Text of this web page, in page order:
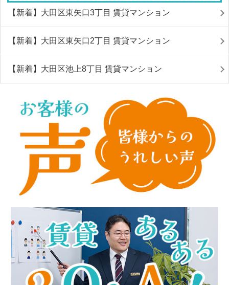
【新着】大田区東矢口3丁目 賃貸マンション
【新着】大田区東矢口2丁目 賃貸マンション
【新着】大田区池上8丁目 賃貸マンション